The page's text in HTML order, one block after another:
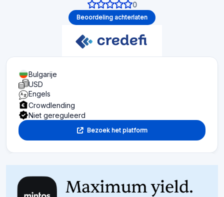
0
Beoordeling achterlaten
Bulgarije
USD
Engels
Crowdlending
Niet gereguleerd
Bezoek het platform